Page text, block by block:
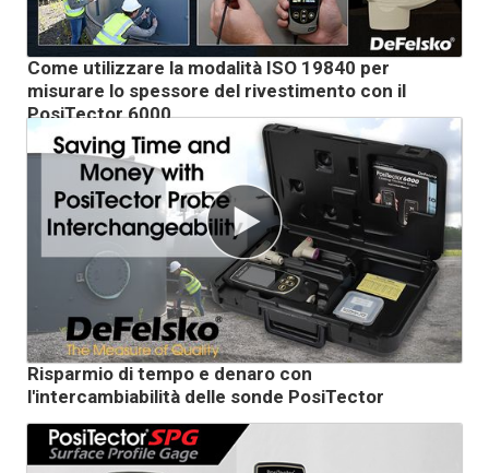
Come utilizzare la modalità ISO 19840 per
misurare lo spessore del rivestimento con il
PosiTector 6000
Risparmio di tempo e denaro con
l'intercambiabilità delle sonde PosiTector